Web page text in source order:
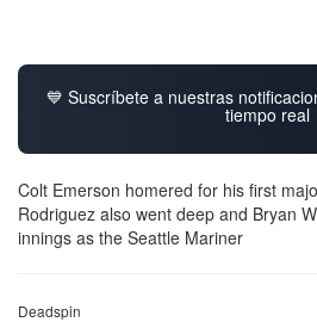
💙 Suscríbete a nuestras
tiempo real
Colt Emerson homered for his first
Rodriguez also went deep and Bryan
innings as the Seattle Mariner
Deadspin